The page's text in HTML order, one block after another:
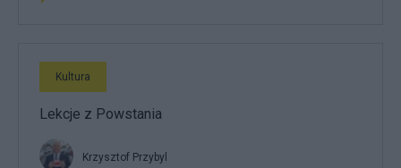
Kultura
Lekcje z Powstania
Krzysztof Przybyl